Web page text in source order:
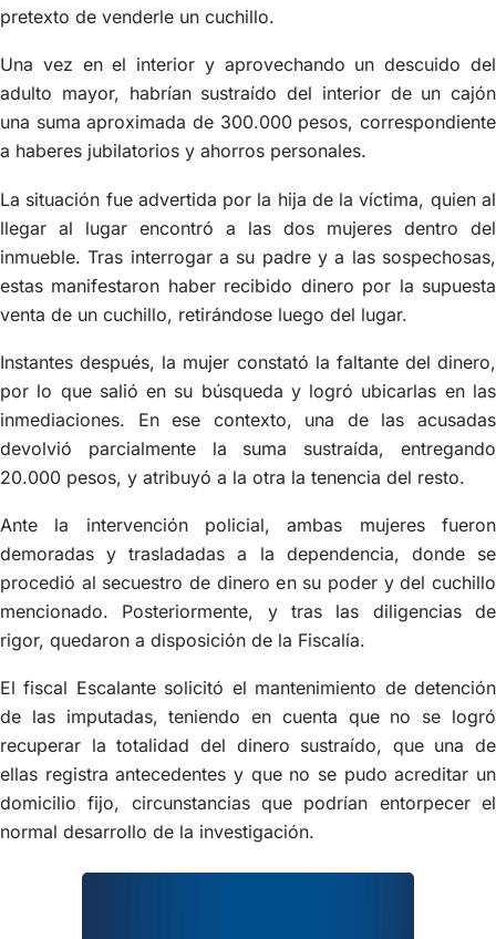
pretexto de venderle un cuchillo.
Una vez en el interior y aprovechando un descuido del
adulto mayor, habrían sustraído del interior de un cajón
una suma aproximada de 300.000 pesos, correspondiente
a haberes jubilatorios y ahorros personales.
La situación fue advertida por la hija de la víctima, quien al
llegar al lugar encontró a las dos mujeres dentro del
inmueble. Tras interrogar a su padre y a las sospechosas,
estas manifestaron haber recibido dinero por la supuesta
venta de un cuchillo, retirándose luego del lugar.
Instantes después, la mujer constató la faltante del dinero,
por lo que salió en su búsqueda y logró ubicarlas en las
inmediaciones. En ese contexto, una de las acusadas
devolvió parcialmente la suma sustraída, entregando
20.000 pesos, y atribuyó a la otra la tenencia del resto.
Ante la intervención policial, ambas mujeres fueron
demoradas y trasladadas a la dependencia, donde se
procedió al secuestro de dinero en su poder y del cuchillo
mencionado. Posteriormente, y tras las diligencias de
rigor, quedaron a disposición de la Fiscalía.
El fiscal Escalante solicitó el mantenimiento de detención
de las imputadas, teniendo en cuenta que no se logró
recuperar la totalidad del dinero sustraído, que una de
ellas registra antecedentes y que no se pudo acreditar un
domicilio fijo, circunstancias que podrían entorpecer el
normal desarrollo de la investigación.